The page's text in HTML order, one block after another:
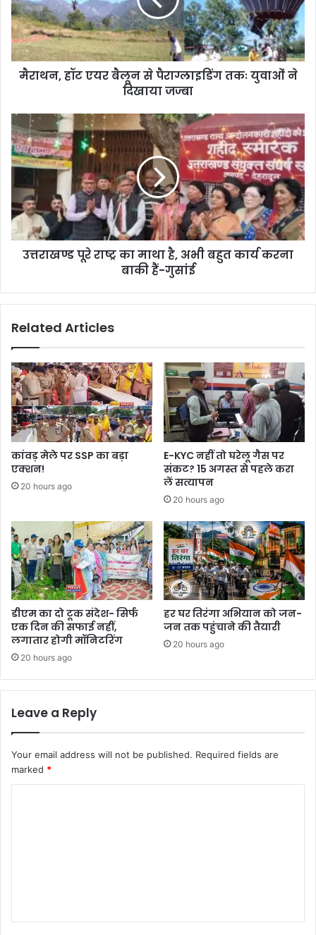
मैराथन, हॉट एयर बैलून से पैराग्लाइडिंग तकः युवाओं ने
दिखाया जज्बा
उत्तराखण्ड पूरे राष्ट्र का माथा है, अभी बहुत कार्य करना
बाकी हैं-गुसांई
Related Articles
कांवड़ मेले पर SSP का बड़ा
एक्शन!
20 hours ago
E-KYC नहीं तो घरेलू गैस पर
संकट? 15 अगस्त से पहले करा
लें सत्यापन
20 hours ago
डीएम का दो टूक संदेश- सिर्फ
एक दिन की सफाई नहीं,
लगातार होगी मॉनिटरिंग
20 hours ago
हर घर तिरंगा अभियान को जन-
जन तक पहुंचाने की तैयारी
20 hours ago
Leave a Reply
Your email address will not be published. Required fields are
marked *
t